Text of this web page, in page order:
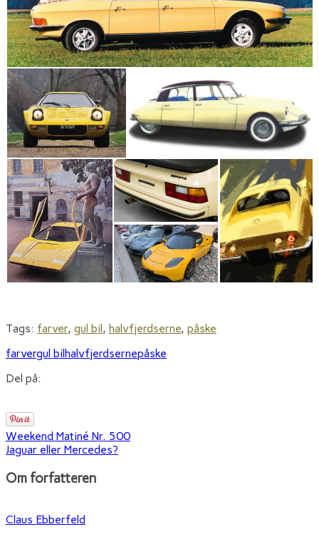
Tags: farver, gul bil, halvfjerdserne, påske
farvergul bilhalvfjerdsernepåske
Del på:
Weekend Matiné Nr. 500
Jaguar eller Mercedes?
Om forfatteren
Claus Ebberfeld